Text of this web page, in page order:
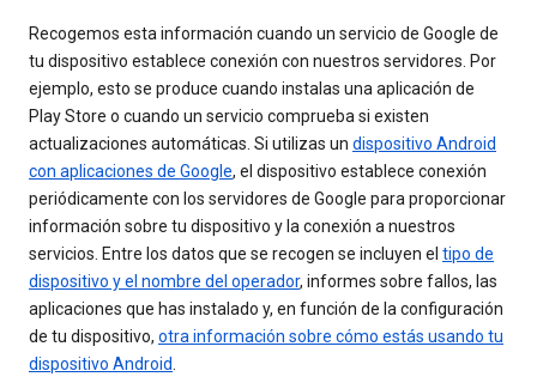
Recogemos esta información cuando un servicio de Google de
tu dispositivo establece conexión con nuestros servidores. Por
ejemplo, esto se produce cuando instalas una aplicación de
Play Store o cuando un servicio comprueba si existen
actualizaciones automáticas. Si utilizas un dispositivo Android
con aplicaciones de Google, el dispositivo establece conexión
periódicamente con los servidores de Google para proporcionar
información sobre tu dispositivo y la conexión a nuestros
servicios. Entre los datos que se recogen se incluyen el tipo de
dispositivo y el nombre del operador, informes sobre fallos, las
aplicaciones que has instalado y, en función de la configuración
de tu dispositivo, otra información sobre cómo estás usando tu
dispositivo Android.